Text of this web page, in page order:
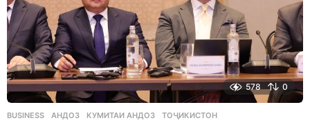
578 0
BUSINESS АНДОЗ ,КУМИТАИ АНДОЗ ,ТОҶИКИСТОН